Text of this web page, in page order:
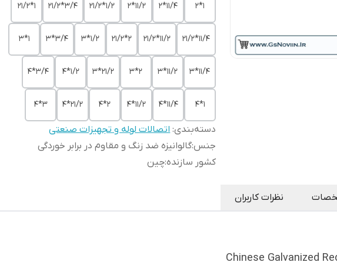
1*2
11/4*2
11/2*2
1/2*21/2
3/4*21/2
1*21/2
11/4*21/2
11/2*21/2
2*21/2
1/2*3
3/4*3
1*3
11/4*3
11/2*3
2*3
21/2*3
1/2*4
3/4*4
1*4
11/4*4
11/2*4
2*4
21/2*4
3*4
دسته‌بندی:اتصالات لوله و تجهیزات صنعتی
جنس:گالوانیزه ضد زنگ و مقاوم در برابر خوردگی
کشور سازنده:چین
نظرات کاربران
Chinese Galvanized